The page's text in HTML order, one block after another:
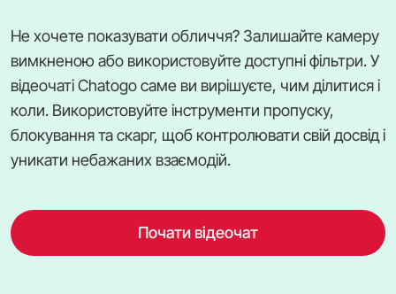
Не хочете показувати обличчя? Залишайте камеру
вимкненою або використовуйте доступні фільтри. У
відеочаті Chatogo саме ви вирішуєте, чим ділитися і
коли. Використовуйте інструменти пропуску,
блокування та скарг, щоб контролювати свій досвід і
уникати небажаних взаємодій.
Почати відеочат